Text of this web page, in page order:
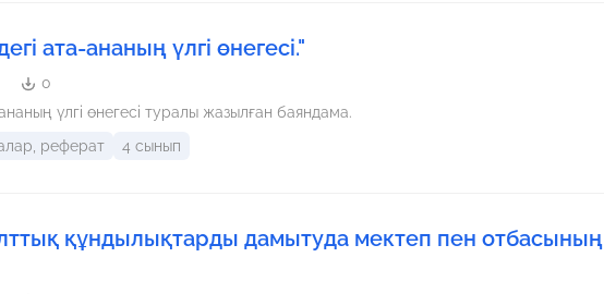
ата-ананың үлгі өнегесі."
0
үлгі өнегесі туралы жазылған баяндама.
реферат 4 сынып
құндылықтарды дамытуда мектеп пен отбасының